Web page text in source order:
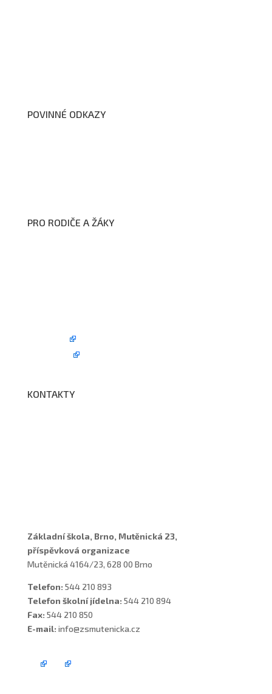
POVINNÉ ODKAZY
PRO RODIČE A ŽÁKY
KONTAKTY
Základní škola, Brno, Mutěnická 23,
příspěvková organizace
Mutěnická 4164/23, 628 00 Brno
Telefon: 544 210 893
Telefon školní jídelna: 544 210 894
Fax: 544 210 850
E-mail: info@zsmutenicka.cz